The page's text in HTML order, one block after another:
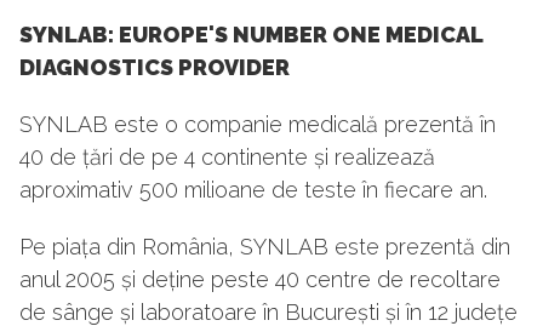
SYNLAB: EUROPE'S NUMBER ONE MEDICAL
DIAGNOSTICS PROVIDER
SYNLAB este o companie medicală prezentă în
40 de țări de pe 4 continente și realizează
aproximativ 500 milioane de teste în fiecare an.
Pe piața din România, SYNLAB este prezentă din
anul 2005 și deține peste 40 centre de recoltare
de sânge și laboratoare în București și în 12 județe